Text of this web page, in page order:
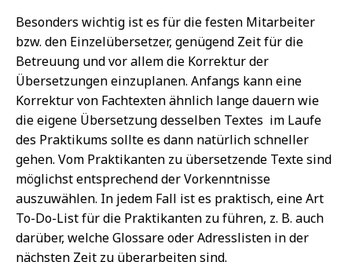
Besonders wichtig ist es für die festen Mitarbeiter
bzw. den Einzelübersetzer, genügend Zeit für die
Betreuung und vor allem die Korrektur der
Übersetzungen einzuplanen. Anfangs kann eine
Korrektur von Fachtexten ähnlich lange dauern wie
die eigene Übersetzung desselben Textes  im Laufe
des Praktikums sollte es dann natürlich schneller
gehen. Vom Praktikanten zu übersetzende Texte sind
möglichst entsprechend der Vorkenntnisse
auszuwählen. In jedem Fall ist es praktisch, eine Art
To-Do-List für die Praktikanten zu führen, z. B. auch
darüber, welche Glossare oder Adresslisten in der
nächsten Zeit zu überarbeiten sind.